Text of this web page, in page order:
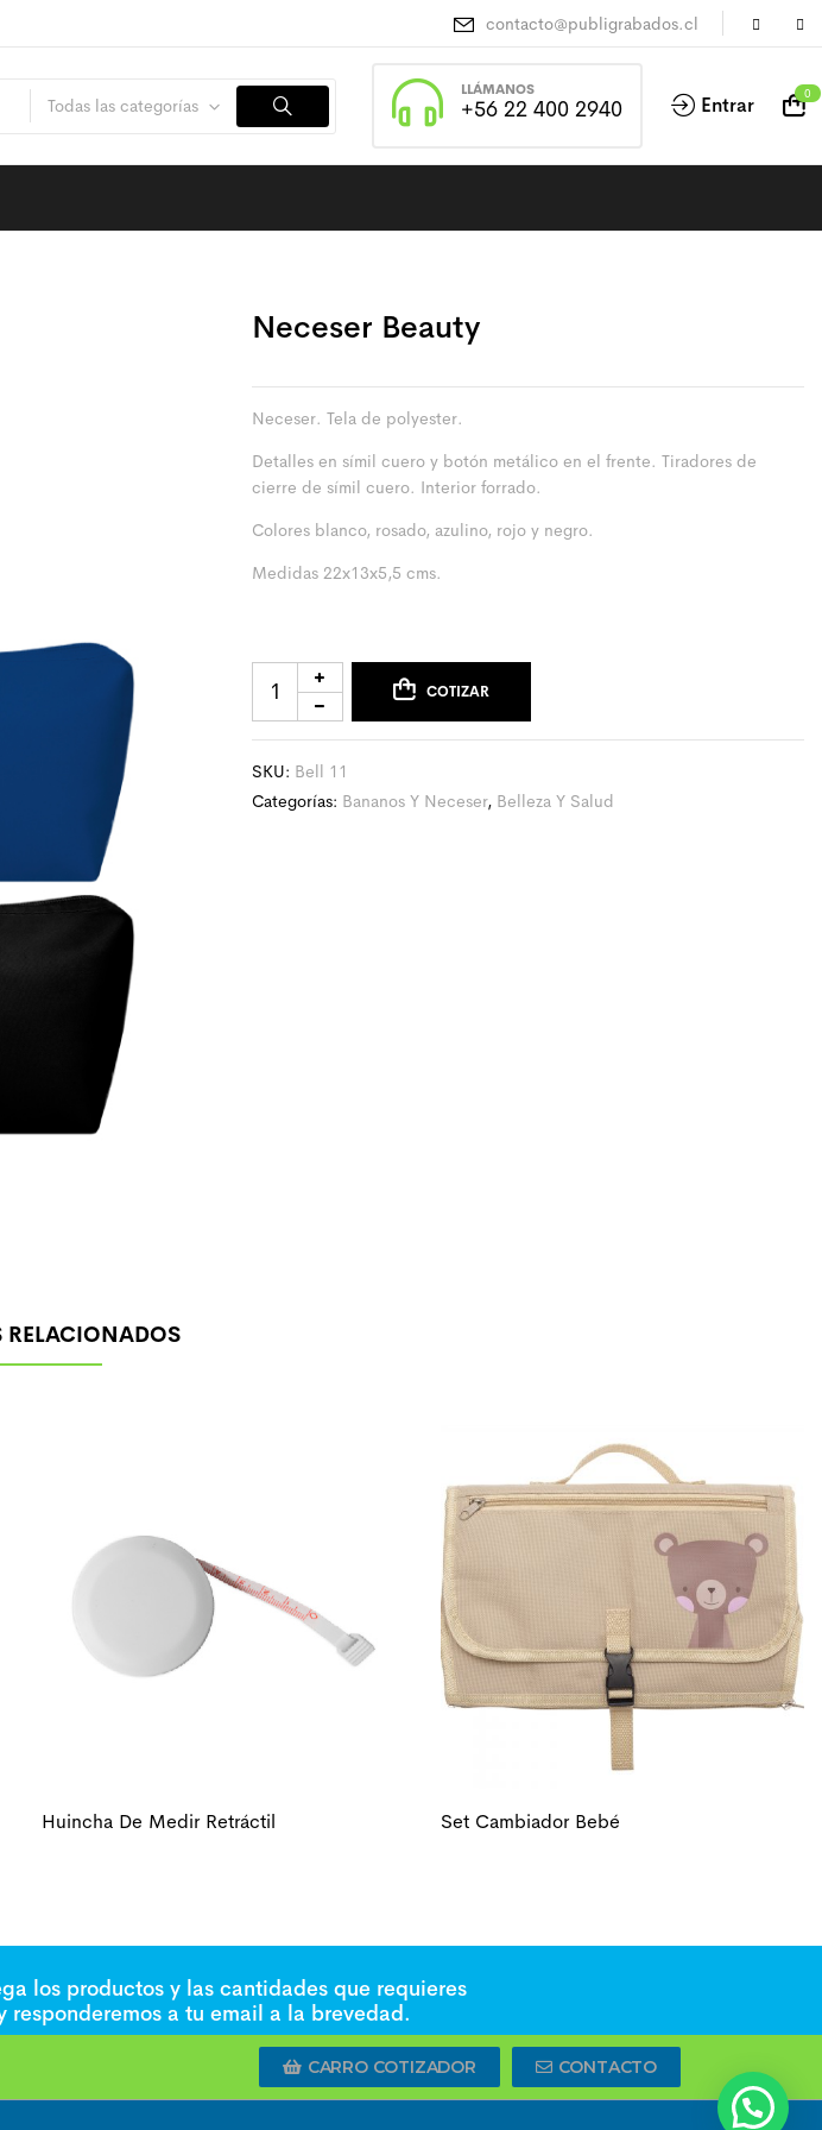
contacto@publigrabados.cl
Todas las categorías
LLÁMANOS
+56 22 400 2940 Entrar 0
Neceser Beauty
Neceser. Tela de polyester.
Detalles en símil cuero y botón metálico en el frente. Tiradores de
cierre de símil cuero. Interior forrado.
Colores blanco, rosado, azulino, rojo y negro.
Medidas 22x13x5,5 cms.
COTIZAR
SKU: Bell 11
Categorías: Bananos Y Neceser, Belleza Y Salud
RELACIONADOS
Huincha De Medir Retráctil Set Cambiador Bebé
los productos y las cantidades que requieres
a tu email a la brevedad.
CARRO COTIZADOR CONTACTO